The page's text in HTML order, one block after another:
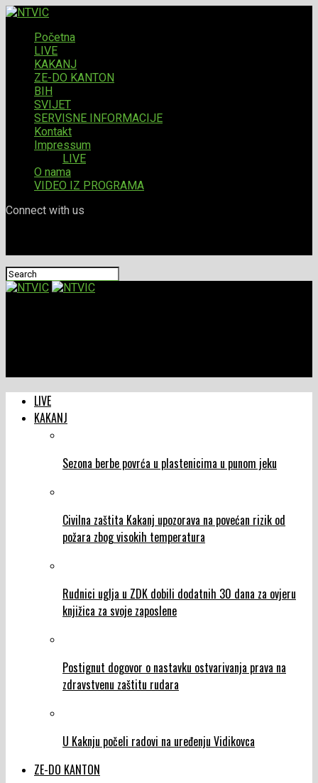
Početna
LIVE
KAKANJ
ZE-DO KANTON
BIH
SVIJET
SERVISNE INFORMACIJE
Kontakt
Impressum
LIVE
O nama
VIDEO IZ PROGRAMA
Connect with us
LIVE
KAKANJ
Sezona berbe povrća u plastenicima u punom jeku
Civilna zaštita Kakanj upozorava na povećan rizik od
požara zbog visokih temperatura
Rudnici uglja u ZDK dobili dodatnih 30 dana za ovjeru
knjižica za svoje zaposlene
Postignut dogovor o nastavku ostvarivanja prava na
zdravstvenu zaštitu rudara
U Kaknju počeli radovi na uređenju Vidikovca
ZE-DO KANTON